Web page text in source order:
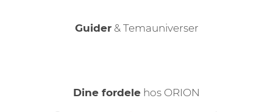
Guider& Temauniverser
Hold det rent – Rengøring af sexlegetøj
Dine fordele hos ORION